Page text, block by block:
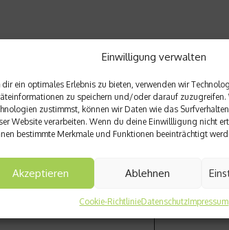
Einwilligung verwalten
dir ein optimales Erlebnis zu bieten, verwenden wir
zu speichern und/oder darauf zuzugreifen.
zustimmst, können wir Daten wie das
Website verarbeiten. Wenn du deine Einwillligung nicht
bestimmte Merkmale und Funktionen beeinträchtigt
Akzeptieren Ablehnen
Cookie-RichtlinieDatenschutzImpressum
im Südwesten Deutschlands, er ist
Seit Mitte 2014 leitet er als
www.max-grundig-klinik.de.